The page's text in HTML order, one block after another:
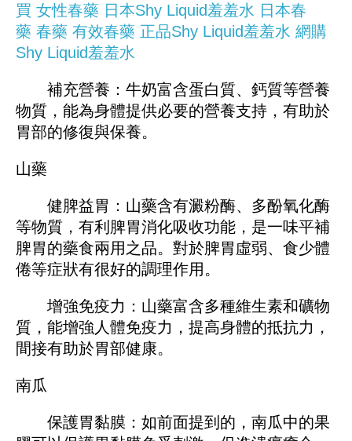
買 女性春藥 日本Shy Liquid羞羞水 日本春
藥 春藥 有效春藥 正品Shy Liquid羞羞水 網購
Shy Liquid羞羞水
補充營養：牛奶富含蛋白質、鈣質等營養
物質，能為身體提供必要的營養支持，有助於
胃部的修復與保養。
山藥
健脾益胃：山藥含有澱粉酶、多酚氧化酶
等物質，有利脾胃消化吸收功能，是一味平補
脾胃的藥食兩用之品。對於脾胃虛弱、食少體
倦等症狀有很好的調理作用。
增強免疫力：山藥富含多種維生素和礦物
質，能增強人體免疫力，提高身體的抵抗力，
間接有助於胃部健康。
南瓜
保護胃黏膜：如前面提到的，南瓜中的果